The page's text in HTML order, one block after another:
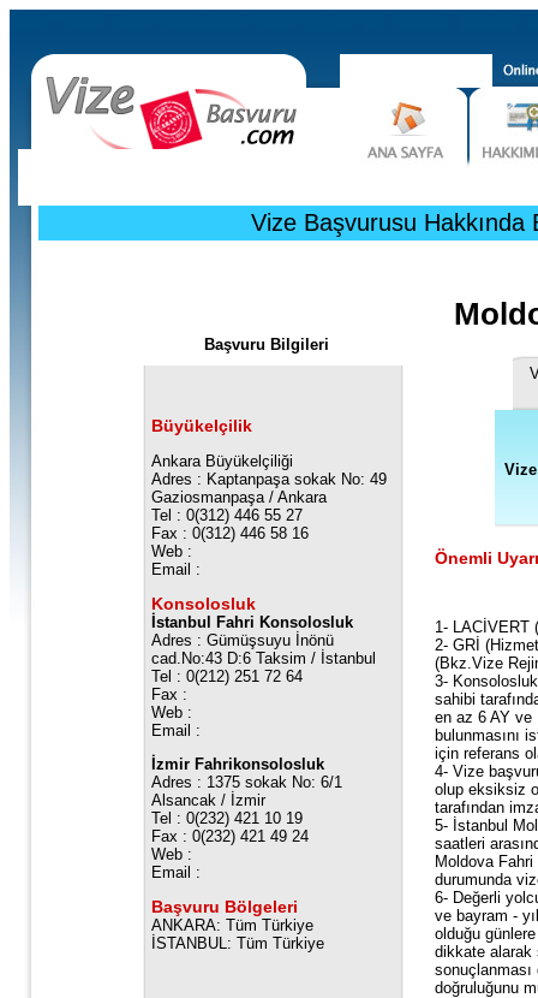
Vize Başvurusu
Başvuru Bilgileri
Büyükelçilik
Ankara Büyükelçiliği
Adres : Kaptanpaşa sokak No: 49
Gaziosmanpaşa / Ankara
Tel : 0(312) 446 55 27
Fax : 0(312) 446 58 16
Web :
Email :
Konsolosluk
İstanbul Fahri Konsolosluk
Adres : Gümüşsuyu İnönü
cad.No:43 D:6 Taksim / İstanbul
Tel : 0(212) 251 72 64
Fax :
Web :
Email :
İzmir Fahrikonsolosluk
Adres : 1375 sokak No: 6/1
Alsancak / İzmir
Tel : 0(232) 421 10 19
Fax : 0(232) 421 49 24
Web :
Email :
Başvuru Bölgeleri
ANKARA: Tüm Türkiye
İSTANBUL: Tüm Türkiye
Önemli
1- LACİVERT
2- GRİ
(Bkz.Vize
3-
sahibi
en az 6 AY ve
bulunmasını
için referans
4- Vize
olup eksiksiz
tarafından
5- İstanbul
saatleri
Moldova
durumunda
6- Değerli
ve bayram -
olduğu
dikkate alarak
sonuçlanması
doğruluğunu